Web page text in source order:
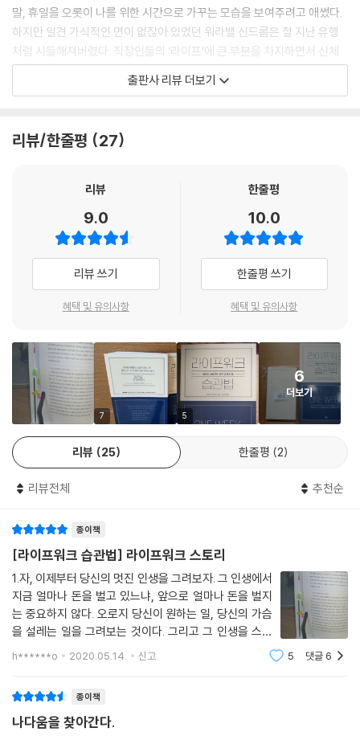
뢰하지 않는 일이며 자기 긍정감이 낮은 상태나 다름없다. 내가 할 수 있는
일과 할 수 없는 일을 확실히 구분하고 더 좋은 성과를 내기 위해서 할 수
없는 일은 누군가에게 맡기는 편이 훨씬 효율적이다.
--- p.66
과거에 있었던 실패는 이미 지난 일이고 미래에는 아직 아무 일도 일어나
디에도 없다. 우리는 지금 이 순간을 살아갈 뿐이다. 의식을 현재에 맞추고
말, 휴일을 오롯이 나를 위한 시간으로 가꾸는 모습을 보여주려고 애썼다.
하지만 일견 가식적인 면이 없잖아 있었던 워라밸 신드롬은 철 지난 유행
처럼 시들해져버렸다. 직장인들의 ‘라이프’에 큰 부분을 차지하면서 신체
적, 정신적 건강에 많은 영향을 끼치고 있는 ‘워크’에 대한 불만족이 단순히
‘밸런스’를 맞춘다고 해서 해소되는 게 아닌 까닭이다.
라고 말한다. 애초에 좋아하고 하고 싶은 일을 하면 굳이 겪지 않아도 될 스
프워크’라는 단어에 주목했다. 라이프워크는 하고 싶고 좋아하는 일을 평
건강한 신체에 건전한 정신을 유지하는 총체적인 삶을 뜻한다. 때문에 나
만의 라이프워크를 발견하고 실천하는 것은 삶을 나답고 행복하게 설계하
는 것과 같다고 할 수 있다. 다행히 라이프워크는 우리가 인지하지 못할 뿐
가까운 곳에 있으며 작은 실천만으로도 평생이 달라지는 경험을 할 수 있
다고, 저자는 말한다.
이 책에는 현재의 직업이 만족스럽지 못하거나, 어떤 노력이나 시도 없이
막연히 더 나은 삶만을 기대하거나, 또는 하고 싶은 게 뭔지 잘 모르겠어서
답답해하는 사람들이 어렵지 않게 따라 할 수 있는 일곱 단계의 습관이 수
록되어 있다. 현실적인 문제로, 개인적인 책임감으로 나다운 삶을 미뤄둬
야 했다면 이 책의 습관법을 하루에 하나씩 일주일만 실천해보자.
외부에 휘둘리는 삶은 이제 그만,
성향에 맞지 않더라도 안정적인 수입이나 사회적인 지위가 보장된다면 그
일을 함으로써 따르는 고통 정도는 감수해야 한다고 당연하게 생각한다.
이 책의 저자는 다들 그렇게 산다, 보통 그 정도는 한다, 돈 버는 일은 원래
힘들다는 식으로 기준을 세워놓고 거기서 벗어나면 무책임하고 무능한 사
람으로 만들어버리는 사회의 고정 관념에서 벗어나야 한다고 말한다. 사
실, 생계라는 현실적인 문제도 걱정이지만, 꿈을 좇아 안정된 직장을 그만
하지만 현재의 삶이 제대로 흘러가고 있는 건지 반복적인 회의감과 공허함
출판사 리뷰 더보기
리뷰/한줄평 27
리뷰
9.0
리뷰 쓰기
혜택 및 유의사항
한줄평
10.0
한줄평 쓰기
혜택 및 유의사항
7 5
6
더보기
리뷰 25 한줄평 2
리뷰전체 추천순
종이책
[라이프워크 습관법] 라이프워크 스토리
1.자, 이제부터 당신의 멋진 인생을 그려보자. 그 인생에서
지금 얼마나 돈을 벌고 있느냐, 앞으로 얼마나 돈을 벌지
는 중요하지 않다. 오로지 당신이 원하는 일, 당신의 가슴
을 설레는 일을 그려보는 것이다. 그리고 그 인생을 스토
리텔링을 하듯이 써 보는 것이다. 어떤 가슴 뛰는 인생이
h******o 2020.05.14. 신고 5 댓글6
종이책
나다움을 찾아간다.